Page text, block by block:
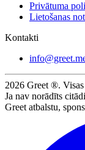
Privātuma
Lietošanas
Kontakti
2026 Greet ®. Visas
Ja nav norādīts
Greet atbalstu,